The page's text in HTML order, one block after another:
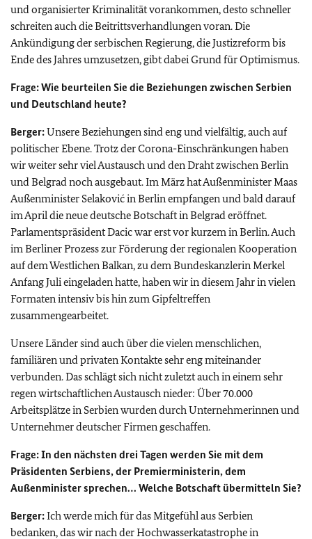
und organisierter Kriminalität vorankommen, desto schneller
schreiten auch die Beitrittsverhandlungen voran. Die
Ankündigung der serbischen Regierung, die Justizreform bis
Ende des Jahres umzusetzen, gibt dabei Grund für Optimismus.
Frage: Wie beurteilen Sie die Beziehungen zwischen Serbien
und Deutschland heute?
Berger:Unsere Beziehungen sind eng und vielfältig, auch auf
politischer Ebene. Trotz der Corona-Einschränkungen haben
wir weiter sehr viel Austausch und den Draht zwischen Berlin
und Belgrad noch ausgebaut. Im März hat Außenminister Maas
Außenminister Selaković in Berlin empfangen und bald darauf
im April die neue deutsche Botschaft in Belgrad eröffnet.
Parlamentspräsident Dacic war erst vor kurzem in Berlin. Auch
im Berliner Prozess zur Förderung der regionalen Kooperation
auf dem Westlichen Balkan, zu dem Bundeskanzlerin Merkel
Anfang Juli eingeladen hatte, haben wir in diesem Jahr in vielen
Formaten intensiv bis hin zum Gipfeltreffen
zusammengearbeitet.
Unsere Länder sind auch über die vielen menschlichen,
familiären und privaten Kontakte sehr eng miteinander
verbunden. Das schlägt sich nicht zuletzt auch in einem sehr
regen wirtschaftlichen Austausch nieder: Über 70.000
Arbeitsplätze in Serbien wurden durch Unternehmerinnen und
Unternehmer deutscher Firmen geschaffen.
Frage: In den nächsten drei Tagen werden Sie mit dem
Präsidenten Serbiens, der Premierministerin, dem
Außenminister sprechen… Welche Botschaft übermitteln Sie?
Berger:Ich werde mich für das Mitgefühl aus Serbien
bedanken, das wir nach der Hochwasserkatastrophe in